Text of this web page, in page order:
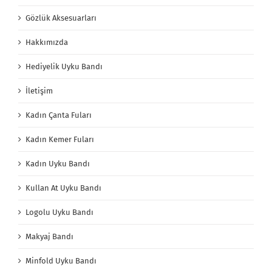
Gözlük Aksesuarları
Hakkımızda
Hediyelik Uyku Bandı
İletişim
Kadın Çanta Fuları
Kadın Kemer Fuları
Kadın Uyku Bandı
Kullan At Uyku Bandı
Logolu Uyku Bandı
Makyaj Bandı
Minfold Uyku Bandı